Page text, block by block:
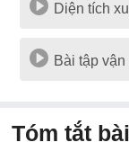
Diện tích
Bài tập vận
Tóm tắt